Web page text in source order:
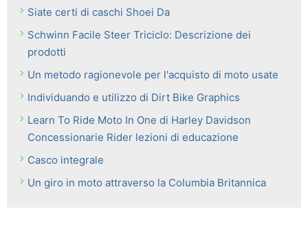
Siate certi di caschi Shoei Da
Schwinn Facile Steer Triciclo: Descrizione dei
prodotti
Un metodo ragionevole per l'acquisto di moto usate
Individuando e utilizzo di Dirt Bike Graphics
Learn To Ride Moto In One di Harley Davidson
Concessionarie Rider lezioni di educazione
Casco integrale
Un giro in moto attraverso la Columbia Britannica